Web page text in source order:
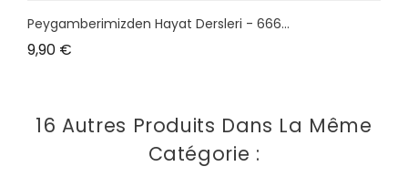
Peygamberimizden Hayat Dersleri - 666...
9,90 €
16 Autres Produits Dans La Même
Catégorie :